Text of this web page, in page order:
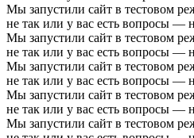
Мы запустили сайт в тестовом
не так или у вас есть вопросы —
Мы запустили сайт в тестовом
не так или у вас есть вопросы —
Мы запустили сайт в тестовом
не так или у вас есть вопросы —
Мы запустили сайт в тестовом
не так или у вас есть вопросы —
Мы запустили сайт в тестовом